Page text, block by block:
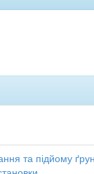
та підйому